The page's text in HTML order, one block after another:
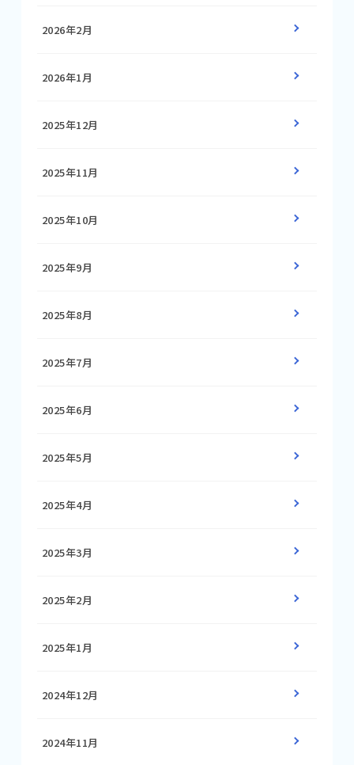
2026年2月
2026年1月
2025年12月
2025年11月
2025年10月
2025年9月
2025年8月
2025年7月
2025年6月
2025年5月
2025年4月
2025年3月
2025年2月
2025年1月
2024年12月
2024年11月